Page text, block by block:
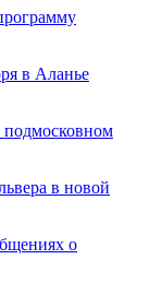
в Аланье
подмосковном
в новой
о